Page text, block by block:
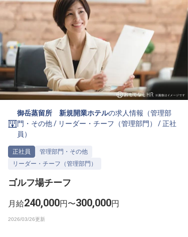
就職・転職 合同説明会
おもてなしHRについて
ご利用の流れ
よくある質問
ホテル・宿泊業界情報コラム
採用をお考えの企業様へ
御岳蒸留所 新規開業ホテルの求人情報（管理部
門・その他/ リーダー・チーフ（管理部門） /正社
員 ）
正社員
管理部門・その他
リーダー・チーフ（管理部門）
ゴルフ場チーフ
月給240,000円〜300,000円